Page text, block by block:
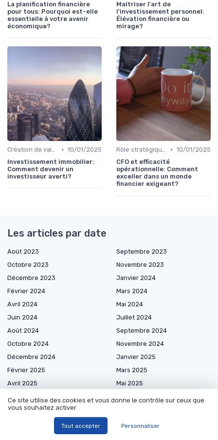
La planification financière
pour tous: Pourquoi est-elle
essentielle à votre avenir
économique?
Maîtriser l'art de
l'investissement personnel:
Élévation financière ou
mirage?
Création de valeur & rentabilité • 10/01/2025
Investissement immobilier:
Comment devenir un
investisseur averti?
Rôle stratégique du CFO • 10/01/2025
CFO et efficacité
opérationnelle: Comment
exceller dans un monde
financier exigeant?
Les articles par date
Août 2023
Septembre 2023
Octobre 2023
Novembre 2023
Décembre 2023
Janvier 2024
Février 2024
Mars 2024
Avril 2024
Mai 2024
Juin 2024
Juillet 2024
Août 2024
Septembre 2024
Octobre 2024
Novembre 2024
Décembre 2024
Janvier 2025
Février 2025
Mars 2025
Avril 2025
Mai 2025
Juin 2025
Juillet 2025
Août 2025
Novembre 2025
Décembre 2025
Ce site utilise des cookies et vous donne le contrôle sur ceux que
vous souhaitez activer
Tout accepter Personnaliser